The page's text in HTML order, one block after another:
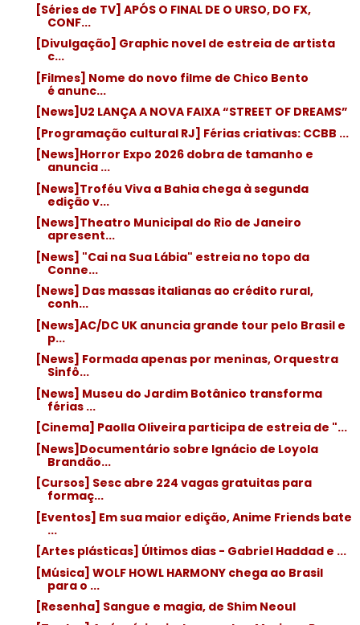
[Séries de TV] APÓS O FINAL DE O URSO, DO FX,
CONF...
[Divulgação] Graphic novel de estreia de artista
c...
[Filmes] Nome do novo filme de Chico Bento
é anunc...
[News]U2 LANÇA A NOVA FAIXA “STREET OF DREAMS”
[Programação cultural RJ] Férias criativas: CCBB ...
[News]Horror Expo 2026 dobra de tamanho e
anuncia ...
[News]Troféu Viva a Bahia chega à segunda
edição v...
[News]Theatro Municipal do Rio de Janeiro
apresent...
[News] "Cai na Sua Lábia" estreia no topo da
Conne...
[News] Das massas italianas ao crédito rural,
conh...
[News]AC/DC UK anuncia grande tour pelo Brasil e
p...
[News] Formada apenas por meninas, Orquestra
Sinfô...
[News] Museu do Jardim Botânico transforma
férias ...
[Cinema] Paolla Oliveira participa de estreia de "...
[News]Documentário sobre Ignácio de Loyola
Brandão...
[Cursos] Sesc abre 224 vagas gratuitas para
formaç...
[Eventos] Em sua maior edição, Anime Friends bate
...
[Artes plásticas] Últimos dias - Gabriel Haddad e ...
[Música] WOLF HOWL HARMONY chega ao Brasil
para o ...
[Resenha] Sangue e magia, de Shim Neoul